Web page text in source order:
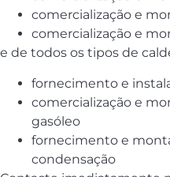
comercialização e
comercialização e
e de todos os tipos de
fornecimento e
comercialização e
gasóleo
fornecimento e
condensação